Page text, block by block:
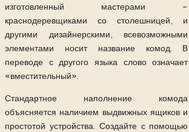
изготовленный мастерами –
краснодеревщиками со столешницей, и
другими дизайнерскими, всевозможными
элементами носит название комод. В
переводе с другого языка слово означает
«вместительный».
Стандартное наполнение комода
объясняется наличием выдвижных ящиков и
простотой устройства. Создайте с помощью